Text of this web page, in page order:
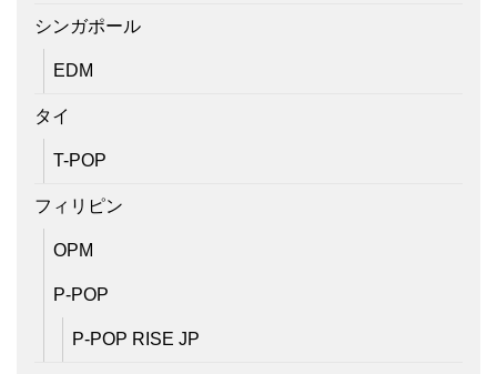
シンガポール
EDM
タイ
T-POP
フィリピン
OPM
P-POP
P-POP RISE JP